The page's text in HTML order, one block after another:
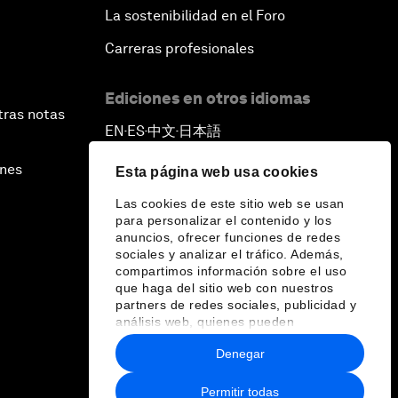
Esta página web usa cookies
Las cookies de este sitio web se usan
para personalizar el contenido y los
anuncios, ofrecer funciones de redes
sociales y analizar el tráfico. Además,
compartimos información sobre el uso
que haga del sitio web con nuestros
partners de redes sociales, publicidad y
análisis web, quienes pueden
combinarla con otra información que les
haya proporcionado o que hayan
recopilado a partir del uso que haya
hecho de sus servicios.
Permitir todas
Denegar
notas
La sostenibilidad en el Foro
Carreras profesionales
Ediciones en otros idiomas
EN ▪ ES▪中文▪ 日本語